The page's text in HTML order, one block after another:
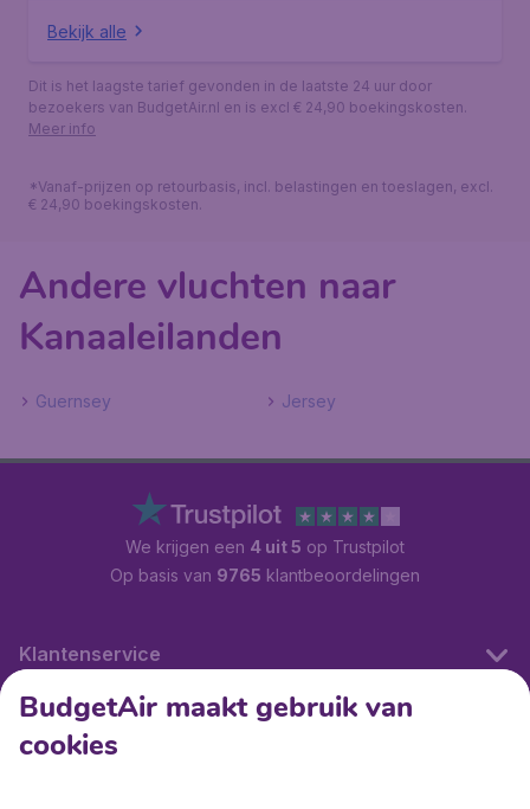
Bekijk alle
Dit is het laagste tarief gevonden in de laatste 24 uur door
bezoekers van BudgetAir.nl en is excl € 24,90 boekingskosten.
Meer info
*Vanaf-prijzen op retourbasis, incl. belastingen en toeslagen, excl.
€ 24,90 boekingskosten.
Andere vluchten naar
Kanaaleilanden
Guernsey Jersey
We krijgen een 4 uit 5 op Trustpilot
Op basis van 9765 klantbeoordelingen
Klantenservice
Internationale sites
BudgetAir maakt gebruik van
cookies